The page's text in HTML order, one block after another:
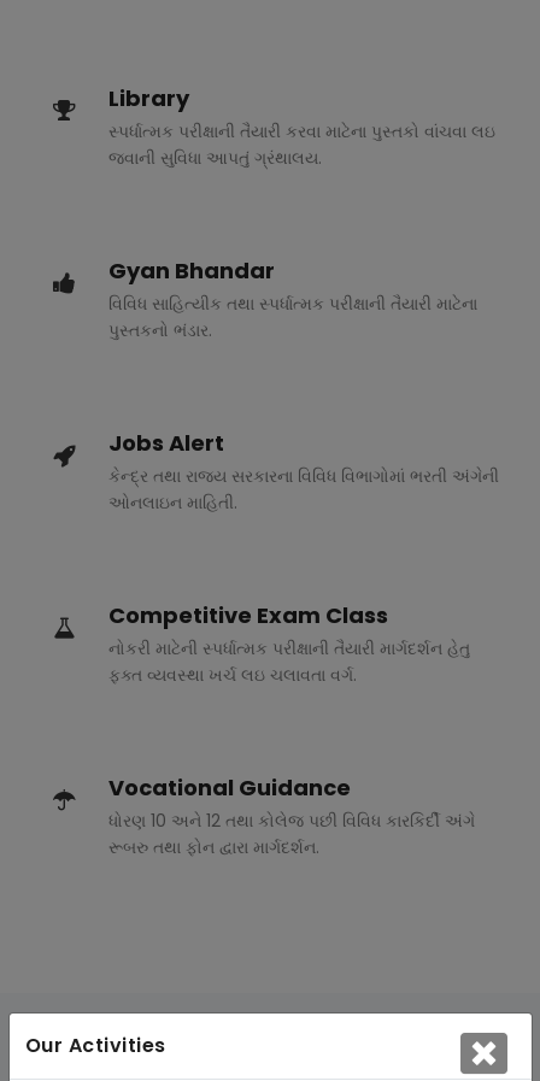
Our Activities
Library
સ્પર્ધાત્મક પરીક્ષાની તૈયારી કરવા માટેના પુસ્તકો વાંચવા લઇ
જવાની સુવિધા આપતું ગ્રંથાલય.
Gyan Bhandar
વિવિધ સાહિત્યીક તથા સ્પર્ધાત્મક પરીક્ષાની તૈયારી માટેના
પુસ્તકનો ભંડાર.
Jobs Alert
કેન્દ્ર તથા રાજ્ય સરકારના વિવિધ વિભાગોમાં ભરતી અંગેની
ઓનલાઇન માહિતી.
Competitive Exam Class
નોકરી માટેની સ્પર્ધાત્મક પરીક્ષાની તૈયારી માર્ગદર્શન હેતુ
ફક્ત વ્યવસ્થા ખર્ચ લઇ ચલાવતા વર્ગ.
Vocational Guidance
ધોરણ 10 અને 12 તથા કોલેજ પછી વિવિધ કારકિર્દી અંગે
રૂબરુ તથા ફોન દ્વારા માર્ગદર્શન.